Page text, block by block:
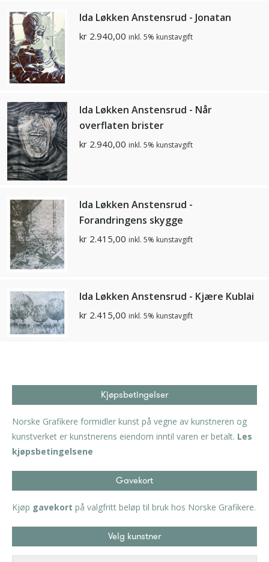
Ida Løkken Anstensrud - Jonatan
kr 2.940,00 inkl. 5% kunstavgift
Ida Løkken Anstensrud - Når
overflaten brister
kr 2.940,00 inkl. 5% kunstavgift
Ida Løkken Anstensrud -
Forandringens skygge
kr 2.415,00 inkl. 5% kunstavgift
Ida Løkken Anstensrud - Kjære Kublai
kr 2.415,00 inkl. 5% kunstavgift
Kjøpsbetingelser
Norske Grafikere formidler kunst på vegne av kunstneren og
kunstverket er kunstnerens eiendom inntil varen er betalt. Les
kjøpsbetingelsene
Gavekort
Kjøp gavekort på valgfritt beløp til bruk hos Norske Grafikere.
Velg kunstner